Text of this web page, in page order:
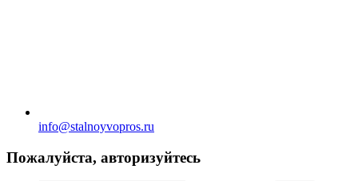
info@stalnoyvopros.ru
Пожалуйста, авторизуйтесь